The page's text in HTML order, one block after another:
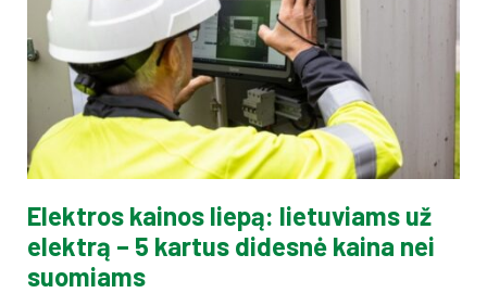
Elektros kainos liepą: lietuviams už
elektrą – 5 kartus didesnė kaina nei
suomiams